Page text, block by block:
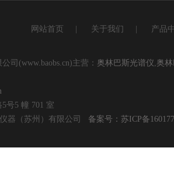
网站首页 关于我们 产品
司(www.baobs.cn)主营： 奥林巴斯光谱仪,奥
号5 幢 701 室
器（苏州）有限公司 备案号：苏ICP备